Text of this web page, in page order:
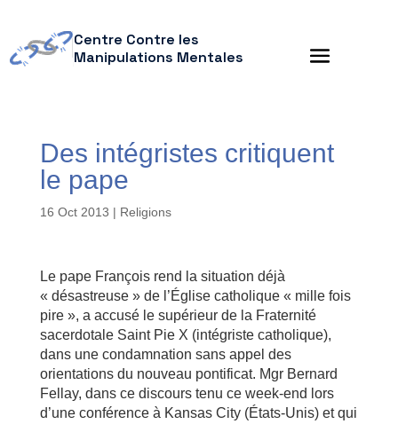
Centre Contre les
Manipulations Mentales
Des intégristes critiquent
le pape
16 Oct 2013 | Religions
Le pape François rend la situation déjà
« désastreuse » de l’Église catholique « mille fois
pire », a accusé le supérieur de la Fraternité
sacerdotale Saint Pie X (intégriste catholique),
dans une condamnation sans appel des
orientations du nouveau pontificat. Mgr Bernard
Fellay, dans ce discours tenu ce week-end lors
d’une conférence à Kansas City (États-Unis) et qui